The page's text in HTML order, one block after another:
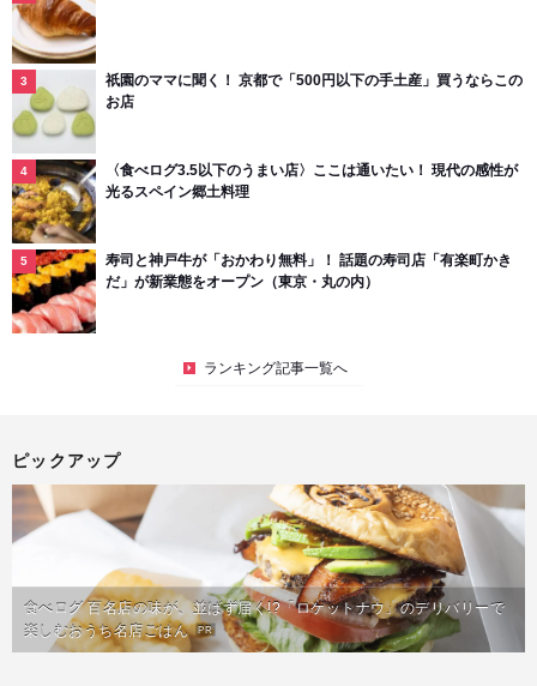
祇園のママに聞く！ 京都で「500円以下の手土産」買うならこの
お店
〈食べログ3.5以下のうまい店〉ここは通いたい！ 現代の感性が
光るスペイン郷土料理
寿司と神戸牛が「おかわり無料」！ 話題の寿司店「有楽町かき
だ」が新業態をオープン（東京・丸の内）
ランキング記事一覧へ
ピックアップ
食べログ 百名店の味が、並ばず届く!?「ロケットナウ」のデリバリーで
楽しむおうち名店ごはん PR